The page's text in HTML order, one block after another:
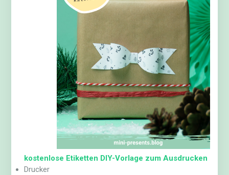
kostenlose Etiketten DIY-Vorlage zum Ausdrucken
Drucker